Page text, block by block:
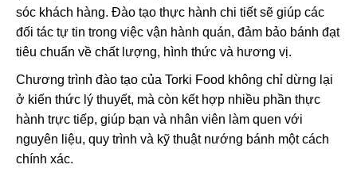
sóc khách hàng. Đào tạo thực hành chi tiết sẽ giúp các
đối tác tự tin trong việc vận hành quán, đảm bảo bánh đạt
tiêu chuẩn về chất lượng, hình thức và hương vị.
Chương trình đào tạo của Torki Food không chỉ dừng lại
ở kiến thức lý thuyết, mà còn kết hợp nhiều phần thực
hành trực tiếp, giúp bạn và nhân viên làm quen với
nguyên liệu, quy trình và kỹ thuật nướng bánh một cách
chính xác.